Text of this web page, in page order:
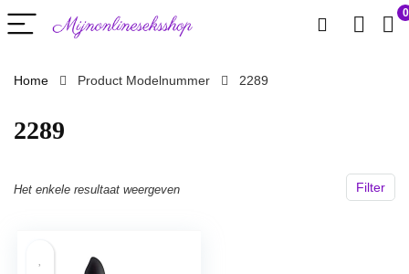
0
Home Product Modelnummer ‎2289
‎2289
Filter
Het enkele resultaat weergeven